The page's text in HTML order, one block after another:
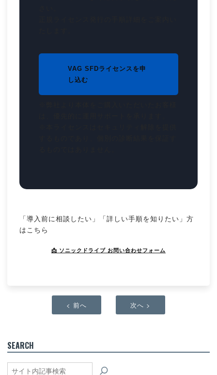
VAG SFDライセンスを申
し込む
「導入前に相談したい」「詳しい手順を知りたい」方
はこちら
📩 ソニックドライブ お問い合わせフォーム
< 前へ 次へ >
SEARCH
検
索